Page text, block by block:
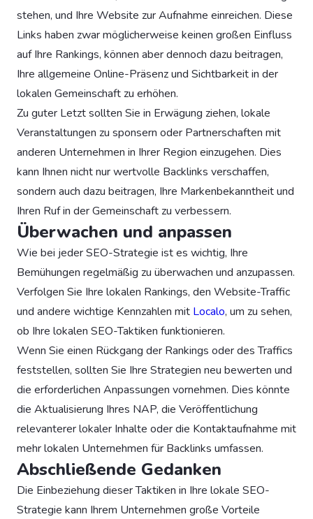
stehen, und Ihre Website zur Aufnahme einreichen. Diese
Links haben zwar möglicherweise keinen großen Einfluss
auf Ihre Rankings, können aber dennoch dazu beitragen,
Ihre allgemeine Online-Präsenz und Sichtbarkeit in der
lokalen Gemeinschaft zu erhöhen.
Zu guter Letzt sollten Sie in Erwägung ziehen, lokale
Veranstaltungen zu sponsern oder Partnerschaften mit
anderen Unternehmen in Ihrer Region einzugehen. Dies
kann Ihnen nicht nur wertvolle Backlinks verschaffen,
sondern auch dazu beitragen, Ihre Markenbekanntheit und
Ihren Ruf in der Gemeinschaft zu verbessern.
Überwachen und anpassen
Wie bei jeder SEO-Strategie ist es wichtig, Ihre
Bemühungen regelmäßig zu überwachen und anzupassen.
Verfolgen Sie Ihre lokalen Rankings, den Website-Traffic
und andere wichtige Kennzahlen mit Localo, um zu sehen,
ob Ihre lokalen SEO-Taktiken funktionieren.
Wenn Sie einen Rückgang der Rankings oder des Traffics
feststellen, sollten Sie Ihre Strategien neu bewerten und
die erforderlichen Anpassungen vornehmen. Dies könnte
die Aktualisierung Ihres NAP, die Veröffentlichung
relevanterer lokaler Inhalte oder die Kontaktaufnahme mit
mehr lokalen Unternehmen für Backlinks umfassen.
Abschließende Gedanken
Die Einbeziehung dieser Taktiken in Ihre lokale SEO-
Strategie kann Ihrem Unternehmen große Vorteile